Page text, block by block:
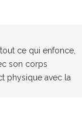
ce qui enfonce,
son corps
physique avec la